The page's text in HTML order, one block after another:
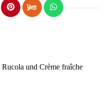
und Crème fraîche